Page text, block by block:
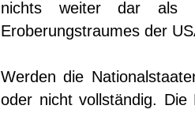
nichts weiter dar als
Eroberungstraumes der
Werden die
oder nicht vollständig.